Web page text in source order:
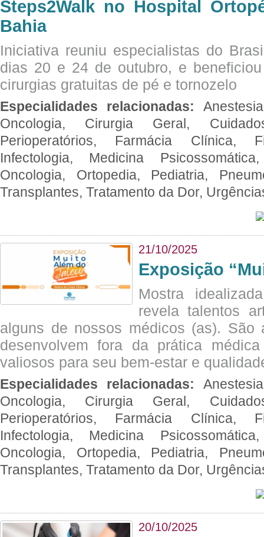
Steps2Walk no Hospital
Bahia
Iniciativa reuniu especialistas do
dias 20 e 24 de outubro, e
cirurgias gratuitas de pé e tornozelo
Especialidades relacionadas:
Oncologia, Cirurgia Geral,
Perioperatórios, Farmácia Clínica,
Infectologia, Medicina
Oncologia, Ortopedia, Pediatria,
Transplantes, Tratamento da Dor,
21/10/2025
Exposição
Mostra
revela talentos
alguns de nossos médicos (as). São
desenvolvem fora da prática
valiosos para seu bem-estar e
Especialidades relacionadas:
Oncologia, Cirurgia Geral,
Perioperatórios, Farmácia Clínica,
Infectologia, Medicina
Oncologia, Ortopedia, Pediatria,
Transplantes, Tratamento da Dor,
20/10/2025